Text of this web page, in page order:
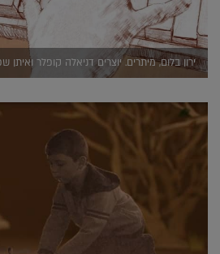
ירון בלום, מיתרים. יוצרים דניאלה קופלר ואיתן